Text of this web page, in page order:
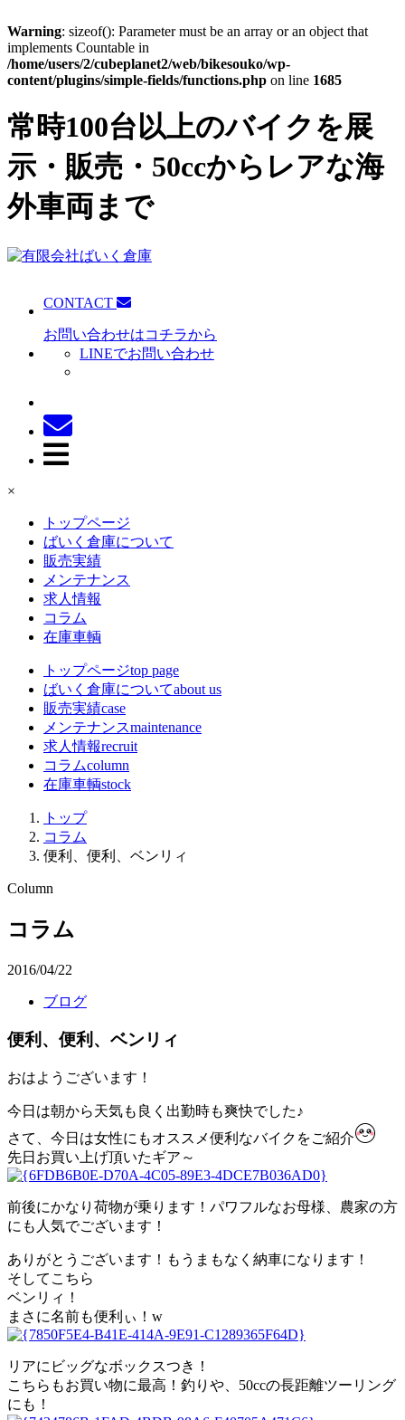
Warning: sizeof(): Parameter must be an array or an object that
implements Countable in
/home/users/2/cubeplanet2/web/bikesouko/wp-
content/plugins/simple-fields/functions.php on line 1685
常時100台以上のバイクを展
示・販売・50ccからレアな海
外車両まで
CONTACT
お問い合わせはコチラから
LINEでお問い合わせ
×
トップページ
ばいく倉庫について
販売実績
メンテナンス
求人情報
コラム
在庫車輌
トップページtop page
ばいく倉庫についてabout us
販売実績case
メンテナンスmaintenance
求人情報recruit
コラムcolumn
在庫車輌stock
トップ
コラム
便利、便利、ベンリィ
Column
コラム
2016/04/22
ブログ
便利、便利、ベンリィ
おはようございます！
今日は朝から天気も良く出勤時も爽快でした♪
さて、今日は女性にもオススメ便利なバイクをご紹介
先日お買い上げ頂いたギア～
前後にかなり荷物が乗ります！パワフルなお母様、農家の方
にも人気でございます！
ありがとうございます！もうまもなく納車になります！
そしてこちら
ベンリィ！
まさに名前も便利ぃ！w
リアにビッグなボックスつき！
こちらもお買い物に最高！釣りや、50ccの長距離ツーリング
にも！